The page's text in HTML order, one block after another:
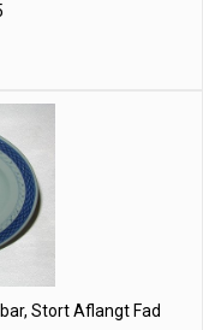
Stort Aflangt Fad